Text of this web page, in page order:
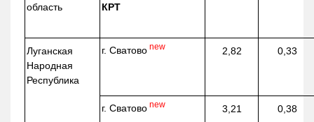
область
КРТ
Луганская
Народная
Республика
г. Сватово new 2,82 0,33
г. Сватово new 3,21 0,38